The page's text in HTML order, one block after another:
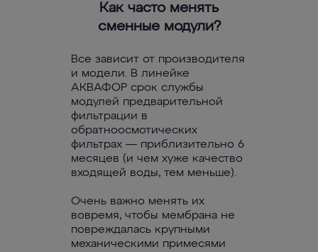
Как часто менять
сменные модули?
Все зависит от производителя
и модели. В линейке
АКВАФОР срок службы
модулей предварительной
фильтрации в
обратноосмотических
фильтрах — приблизительно 6
месяцев (и чем хуже качество
входящей воды, тем меньше).
Очень важно менять их
вовремя, чтобы мембрана не
повреждалась крупными
механическими примесями